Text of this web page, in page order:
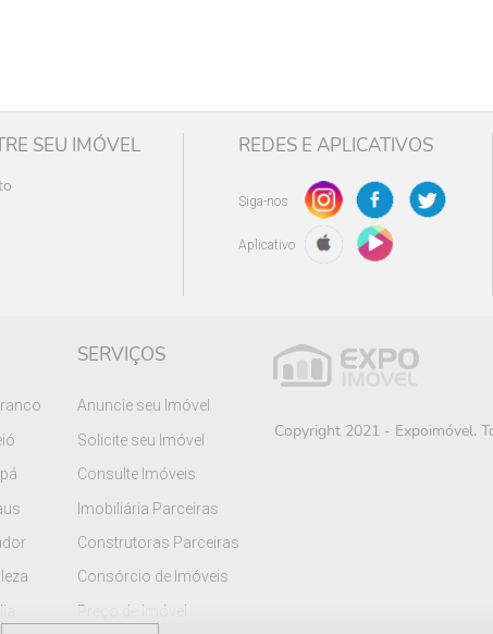
SEU IMÓVEL REDES E APLICATIVOS
Siga-nos
Aplicativo
SERVIÇOS
Anuncie seu Imóvel
Solicite seu Imóvel
Consulte Imóveis
Imobiliária Parceiras
Construtoras Parceiras
Consórcio de Imóveis
Preço de Imóvel
Copyright 2021 - Expoimóvel.